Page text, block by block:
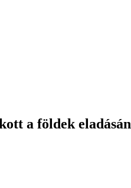
a földek eladásán